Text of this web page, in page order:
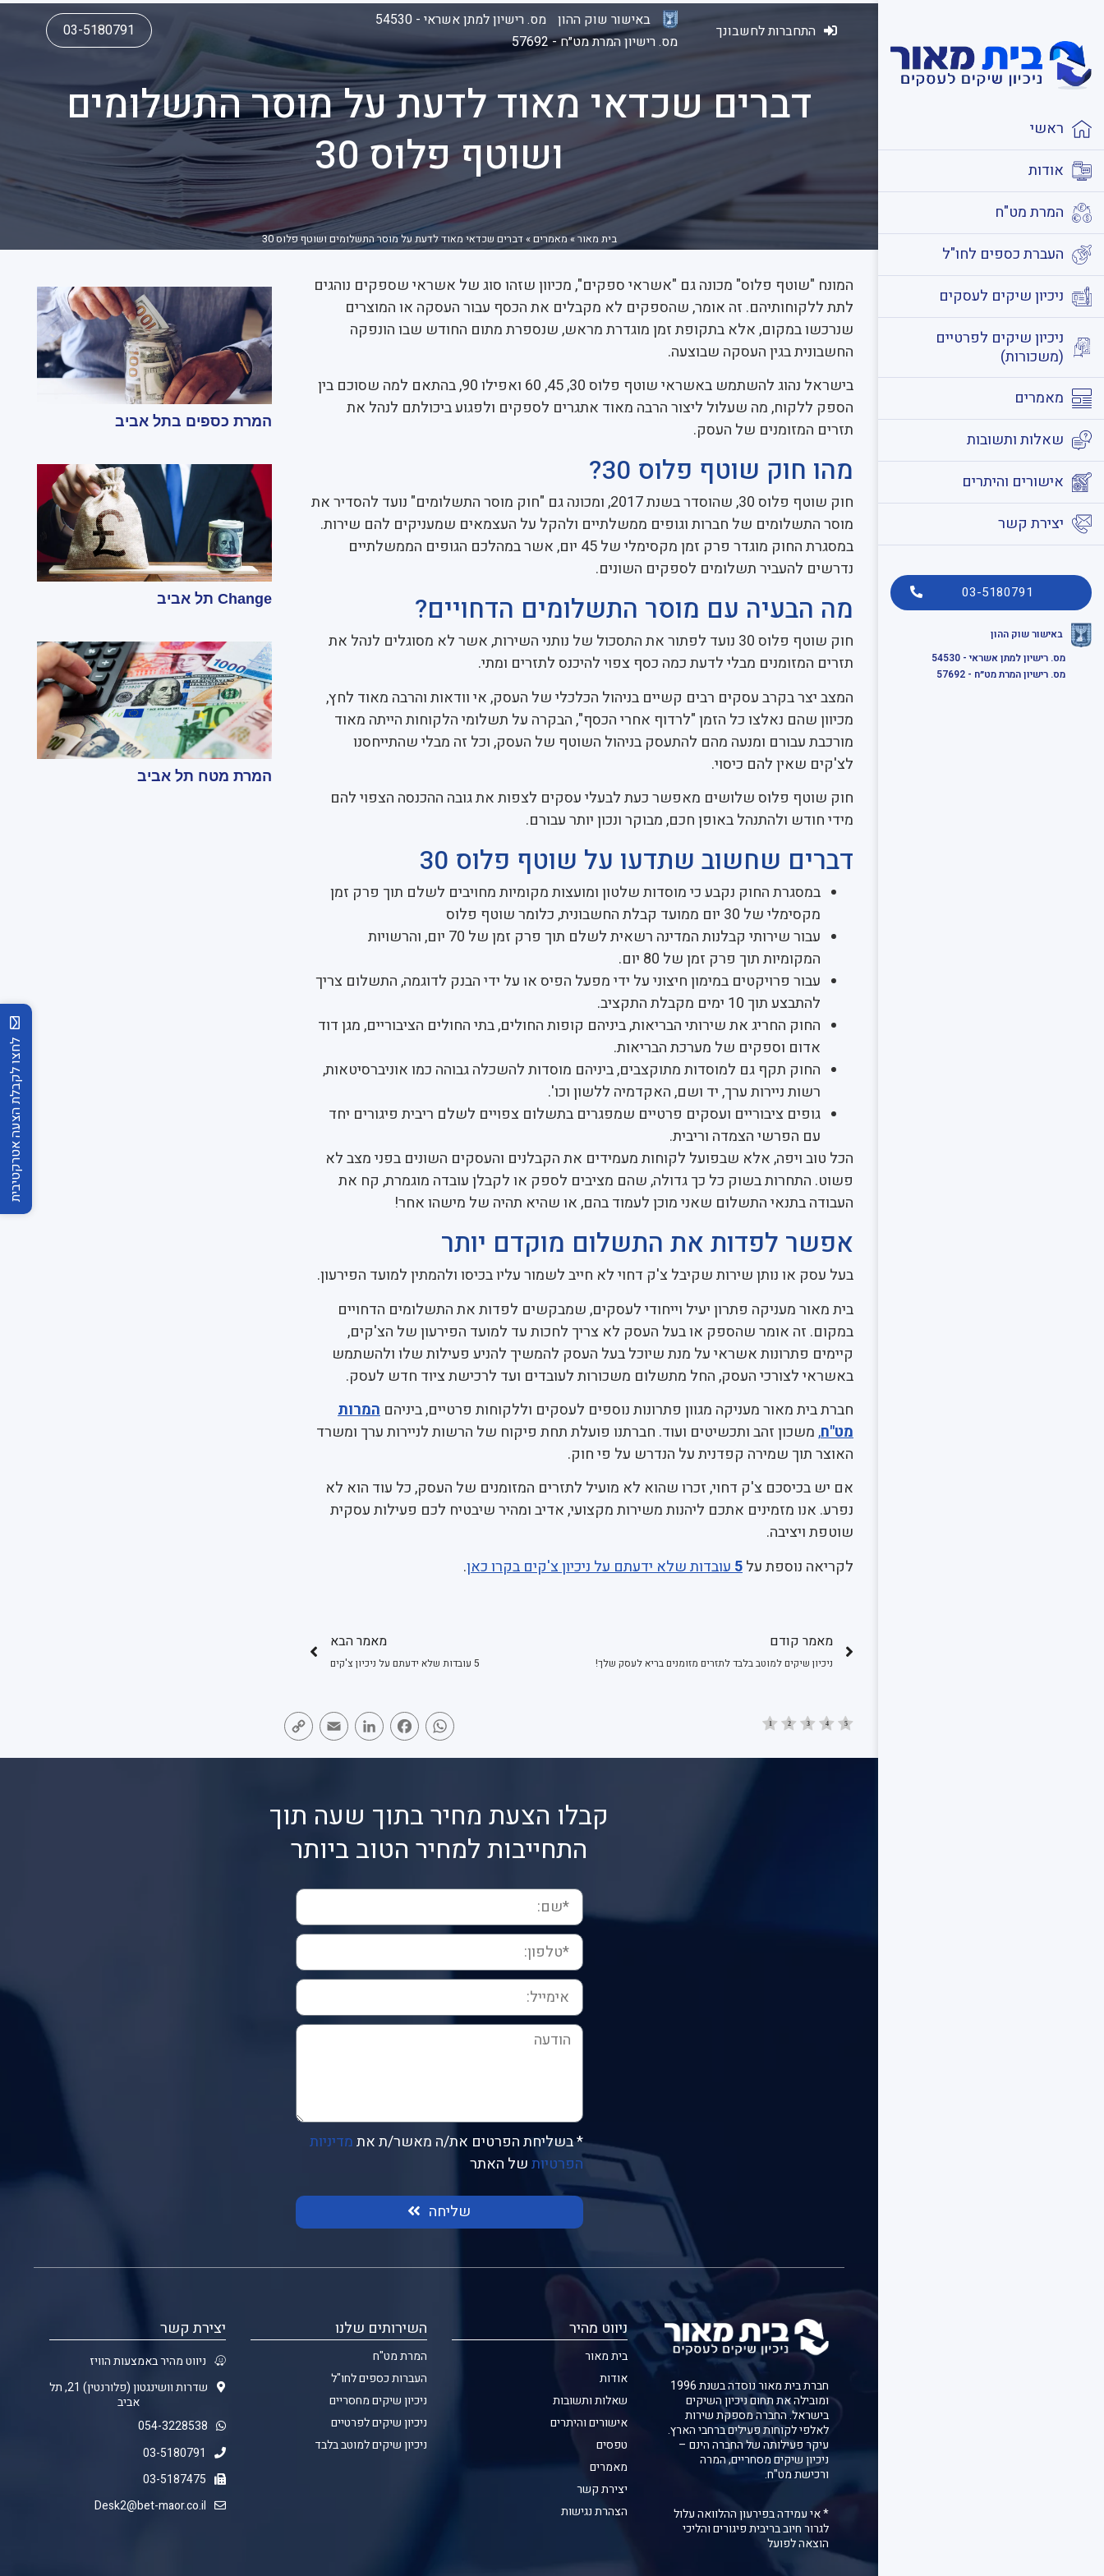
לחצו לקבלת הצעה אטרקטיבית
ראשי
אודות
המרת מט"ח
העברת כספים לחו"ל
ניכיון שיקים לעסקים
ניכיון שיקים לפרטיים
(משכורות)
מאמרים
שאלות ותשובות
אישורים והיתרים
יצירת קשר
03-5180791
באישור שוק ההון
מס. רישיון למתן אשראי - 54530
מס. רישיון המרת מט״ח - 57692
התחברות לחשבונך
באישור שוק ההון מס. רישיון למתן אשראי - 54530
מס. רישיון המרת מט״ח - 57692
03-5180791
דברים שכדאי מאוד לדעת על מוסר התשלומים
ושוטף פלוס 30
בית מאור»מאמרים»דברים שכדאי מאוד לדעת על מוסר התשלומים ושוטף פלוס 30
המונח "שוטף פלוס" מכונה גם "אשראי ספקים", מכיוון שזהו סוג של אשראי שספקים נוהגים
לתת ללקוחותיהם. זה אומר, שהספקים לא מקבלים את הכסף עבור העסקה או המוצרים
שנרכשו במקום, אלא בתקופת זמן מוגדרת מראש, שנספרת מתום החודש שבו הונפקה
החשבונית בגין העסקה שבוצעה.
בישראל נהוג להשתמש באשראי שוטף פלוס 30, 45, 60 ואפילו 90, בהתאם למה שסוכם בין
הספק ללקוח, מה שעלול ליצור הרבה מאוד אתגרים לספקים ולפגוע ביכולתם לנהל את
תזרים המזומנים של העסק.
מהו חוק שוטף פלוס 30?
חוק שוטף פלוס 30, שהוסדר בשנת 2017, ומכונה גם "חוק מוסר התשלומים" נועד להסדיר את
מוסר התשלומים של חברות וגופים ממשלתיים ולהקל על העצמאים שמעניקים להם שירות.
במסגרת החוק מוגדר פרק זמן מקסימלי של 45 יום, אשר במהלכם הגופים הממשלתיים
נדרשים להעביר תשלומים לספקים השונים.
מה הבעיה עם מוסר התשלומים הדחויים?
חוק שוטף פלוס 30 נועד לפתור את התסכול של נותני השירות, אשר לא מסוגלים לנהל את
תזרים המזומנים מבלי לדעת כמה כסף צפוי להיכנס לתזרים ומתי.
המצב יצר בקרב עסקים רבים קשיים בניהול הכלכלי של העסק, אי וודאות והרבה מאוד לחץ,
מכיוון שהם נאלצו כל הזמן "לרדוף אחרי הכסף", הבקרה על תשלומי הלקוחות הייתה מאוד
מורכבת עבורם ומנעה מהם להתעסק בניהול השוטף של העסק, וכל זה מבלי שהתייחסנו
לצ'קים שאין להם כיסוי.
חוק שוטף פלוס שלושים מאפשר כעת לבעלי עסקים לצפות את גובה ההכנסה הצפוי להם
מידי חודש ולהתנהל באופן חכם, מבוקר ונכון יותר עבורם.
דברים שחשוב שתדעו על שוטף פלוס 30
במסגרת החוק נקבע כי מוסדות שלטון ומועצות מקומיות מחויבים לשלם תוך פרק זמן
מקסימלי של 30 יום ממועד קבלת החשבונית, כלומר שוטף פלוס
עבור שירותי קבלנות המדינה רשאית לשלם תוך פרק זמן של 70 יום, והרשויות
המקומיות תוך פרק זמן של 80 יום.
עבור פרויקטים במימון חיצוני על ידי מפעל הפיס או על ידי הבנק לדוגמה, התשלום צריך
להתבצע תוך 10 ימים מקבלת התקציב.
החוק החריג את שירותי הבריאות, ביניהם קופות החולים, בתי החולים הציבוריים, מגן דוד
אדום וספקים של מערכת הבריאות.
החוק תקף גם למוסדות מתוקצבים, ביניהם מוסדות להשכלה גבוהה כמו אוניברסיטאות,
רשות ניירות ערך, יד ושם, האקדמיה ללשון וכו'.
גופים ציבוריים ועסקים פרטיים שמפגרים בתשלום צפויים לשלם ריבית פיגורים יחד
עם הפרשי הצמדה וריבית.
הכל טוב ויפה, אלא שבפועל לקוחות מעמידים את הקבלנים והעסקים השונים בפני מצב לא
פשוט. התחרות בשוק כל כך גדולה, שהם מציבים לספק או לקבלן עובדה מוגמרת, קח את
העבודה בתנאי התשלום שאני מוכן לעמוד בהם, או שהיא תהיה של מישהו אחר!
אפשר לפדות את התשלום מוקדם יותר
בעל עסק או נותן שירות שקיבל צ'ק דחוי לא חייב לשמור עליו בכיסו ולהמתין למועד הפירעון.
בית מאור מעניקה פתרון יעיל וייחודי לעסקים, שמבקשים לפדות את התשלומים הדחויים
במקום. זה אומר שהספק או בעל העסק לא צריך לחכות עד למועד הפירעון של הצ'קים,
קיימים פתרונות אשראי על מנת שיוכל בעל העסק להמשיך להניע פעילות שלו ולהשתמש
באשראי לצורכי העסק, החל מתשלום משכורות לעובדים ועד לרכישת ציוד חדש לעסק.
חברת בית מאור מעניקה מגוון פתרונות נוספים לעסקים וללקוחות פרטיים, ביניהם המרות
מט"ח,משכון זהב ותכשיטים ועוד. חברתנו פועלת תחת פיקוח של הרשות לניירות ערך ומשרד
האוצר תוך שמירה קפדנית על הנדרש על פי חוק.
אם יש בכיסכם צ'ק דחוי, זכרו שהוא לא מועיל לתזרים המזומנים של העסק, כל עוד הוא לא
נפרע. אנו מזמינים אתכם ליהנות משירות מקצועי, אדיב ומהיר שיבטיח לכם פעילות עסקית
שוטפת ויציבה.
לקריאה נוספת על5עובדות שלא ידעתם על ניכיון צ'קים בקרו כאן.
מאמר קודם
ניכיון שיקים למוטב בלבד לתזרים מזומנים בריא לעסק שלך!
מאמר הבא
5 עובדות שלא ידעתם על ניכיון צ'קים
המרת כספים בתל אביב
Change תל אביב
המרת מטח תל אביב
WhatsApp
Facebook
LinkedIn
Email
קבלו הצעת מחיר בתוך שעה תוך
התחייבות למחיר הטוב ביותר
* בשליחת הפרטים את/ה מאשר/ת אתמדיניות
הפרטיותשל האתר
שליחה
חברת בית מאור נוסדה בשנת 1996
ומובילה את תחום ניכיון השיקים
בישראל. החברה מספקת שירות
לאלפי לקוחות פעילים ברחבי הארץ.
עיקר פעילותה של החברה הינם –
ניכיון שיקים מסחריים, המרה
ורכישת מט"ח.
* אי עמידה בפירעון ההלוואה עלול
לגרור חיוב בריבית פיגורים והליכי
הוצאה לפועל
ניווט מהיר
בית מאור
אודות
שאלות ותשובות
אישורים והיתרים
טפסים
מאמרים
יצירת קשר
הצהרת נגישות
השירותים שלנו
המרת מט"ח
העברות כספים לחו"ל
ניכיון שיקים מחסריים
ניכיון שיקים לפרטיים
ניכיון שיקים למוטב בלבד
יצירת קשר
ניווט מהיר באמצעות הוויז
שדרות וושינגטון (פלורנטין) 21, תל
אביב
054-3228538
03-5180791
03-5187475
Desk2@bet-maor.co.il